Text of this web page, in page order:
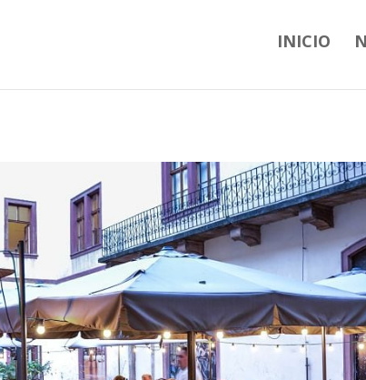
} ?
INICIO